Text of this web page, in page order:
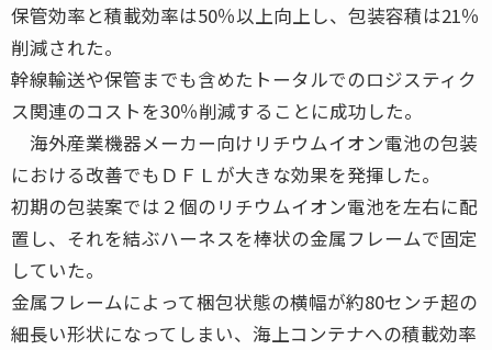
保管効率と積載効率は50％以上向上し、包装容積は21％
削減された。
幹線輸送や保管までも含めたトータルでのロジスティク
ス関連のコストを30％削減することに成功した。
海外産業機器メーカー向けリチウムイオン電池の包装
における改善でもＤＦＬが大きな効果を発揮した。
初期の包装案では２個のリチウムイオン電池を左右に配
置し、それを結ぶハーネスを棒状の金属フレームで固定
していた。
金属フレームによって梱包状態の横幅が約80センチ超の
細長い形状になってしまい、海上コンテナへの積載効率